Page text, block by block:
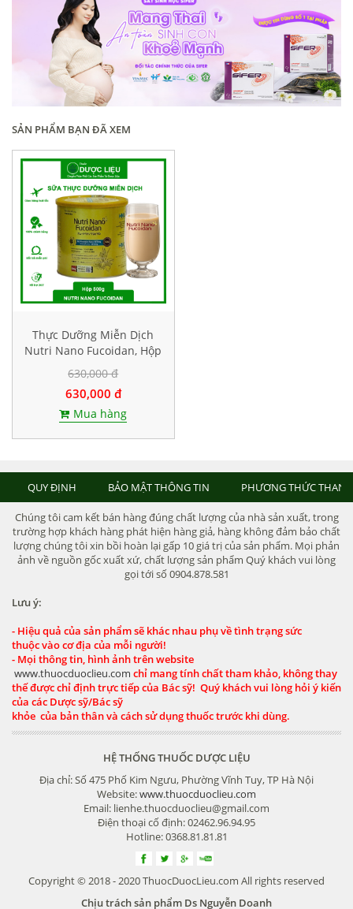
SẢN PHẨM BẠN ĐÃ XEM
Thực Dưỡng Miễn Dịch
Nutri Nano Fucoidan, Hộp
500g
630,000 đ
630,000 đ
Mua hàng
QUY ĐỊNH BẢO MẬT THÔNG TIN PHƯƠNG THỨC
Chúng tôi cam kết bán hàng đúng chất lượng của nhà sản xuất, trong
trường hợp khách hàng phát hiện hàng giả, hàng không đảm bảo chất
lượng chúng tôi xin bồi hoàn lại gấp 10 giá trị của sản phẩm. Mọi phản
ảnh về nguồn gốc xuất xứ, chất lượng sản phẩm Quý khách vui lòng
gọi tới số 0904.878.581
Lưu ý:
- Hiệu quả của sản phẩm sẽ khác nhau phụ về tình trạng sức
thuộc vào cơ địa của mỗi người!
- Mọi thông tin, hình ảnh trên website
www.thuocduoclieu.com chỉ mang tính chất tham khảo, không thay
thế được chỉ định trực tiếp của Bác sỹ! Quý khách vui lòng hỏi ý kiến
của các Dược sỹ/Bác sỹ
khỏe của bản thân và cách sử dụng thuốc trước khi dùng.
HỆ THỐNG THUỐC DƯỢC LIỆU
Địa chỉ: Số 475 Phố Kim Ngưu, Phường Vĩnh Tuy, TP Hà Nội
Website:www.thuocduoclieu.com
Email: lienhe.thuocduoclieu@gmail.com
Điện thoại cố định: 02462.96.94.95
Hotline: 0368.81.81.81
Copyright © 2018 - 2020 ThuocDuocLieu.com All rights reserved
Chịu trách sản phẩm Ds Nguyễn Doanh